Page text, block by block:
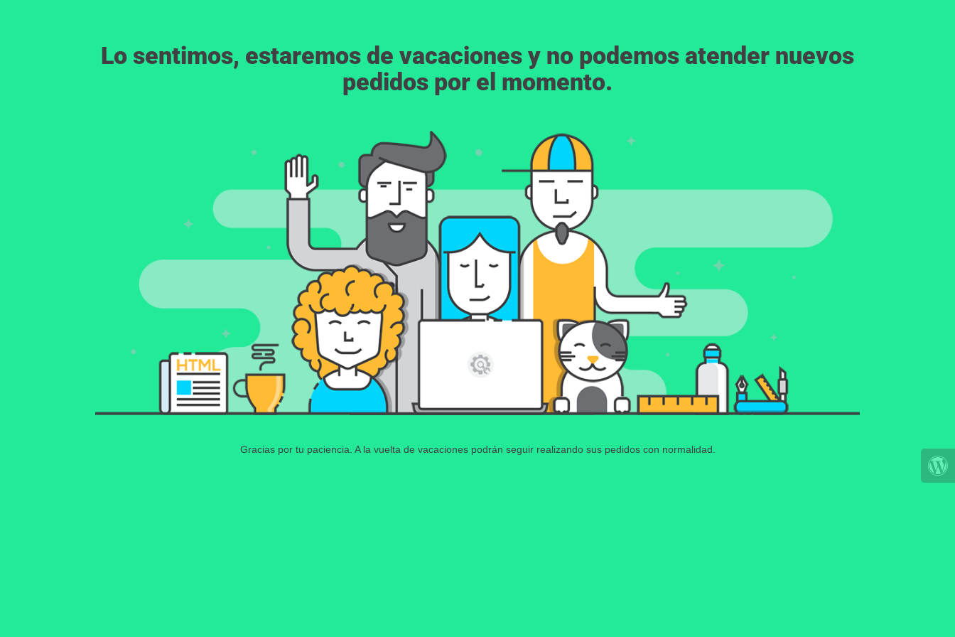
Lo sentimos, estaremos de vacaciones y no podemos atender nuevos
pedidos por el momento.
Gracias por tu paciencia. A la vuelta de vacaciones podrán seguir realizando sus pedidos con normalidad.